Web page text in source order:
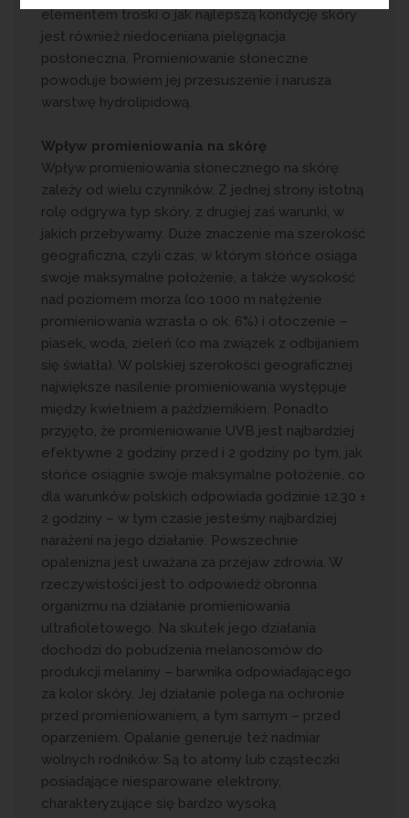
elementem troski o jak najlepszą kondycję skóry
jest również niedoceniana pielęgnacja
posłoneczna. Promieniowanie słoneczne
powoduje bowiem jej przesuszenie i narusza
warstwę hydrolipidową.
Wpływ promieniowania na skórę
Wpływ promieniowania słonecznego na skórę
zależy od wielu czynników. Z jednej strony istotną
rolę odgrywa typ skóry, z drugiej zaś warunki, w
jakich przebywamy. Duże znaczenie ma szerokość
geograficzna, czyli czas, w którym słońce osiąga
swoje maksymalne położenie, a także wysokość
nad poziomem morza (co 1000 m natężenie
promieniowania wzrasta o ok. 6%) i otoczenie –
piasek, woda, zieleń (co ma związek z odbijaniem
się światła). W polskiej szerokości geograficznej
największe nasilenie promieniowania występuje
między kwietniem a październikiem. Ponadto
przyjęto, że promieniowanie UVB jest najbardziej
efektywne 2 godziny przed i 2 godziny po tym, jak
słońce osiągnie swoje maksymalne położenie, co
dla warunków polskich odpowiada godzinie 12.30 ±
2 godziny – w tym czasie jesteśmy najbardziej
narażeni na jego działanie. Powszechnie
opalenizna jest uważana za przejaw zdrowia. W
rzeczywistości jest to odpowiedź obronna
organizmu na działanie promieniowania
ultrafioletowego. Na skutek jego działania
dochodzi do pobudzenia melanosomów do
produkcji melaniny – barwnika odpowiadającego
za kolor skóry. Jej działanie polega na ochronie
przed promieniowaniem, a tym samym – przed
oparzeniem. Opalanie generuje też nadmiar
wolnych rodników. Są to atomy lub cząsteczki
posiadające niesparowane elektrony,
charakteryzujące się bardzo wysoką